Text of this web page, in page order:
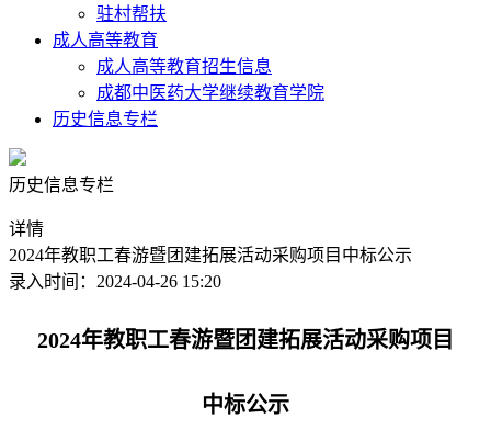
驻村帮扶
成人高等教育
成人高等教育招生信息
成都中医药大学继续教育学院
历史信息专栏
历史信息专栏
详情
2024年教职工春游暨团建拓展活动采购项目中标公示
录入时间：2024-04-26 15:20
2024年教职工春游暨团建拓展活动采购项目
中标公示